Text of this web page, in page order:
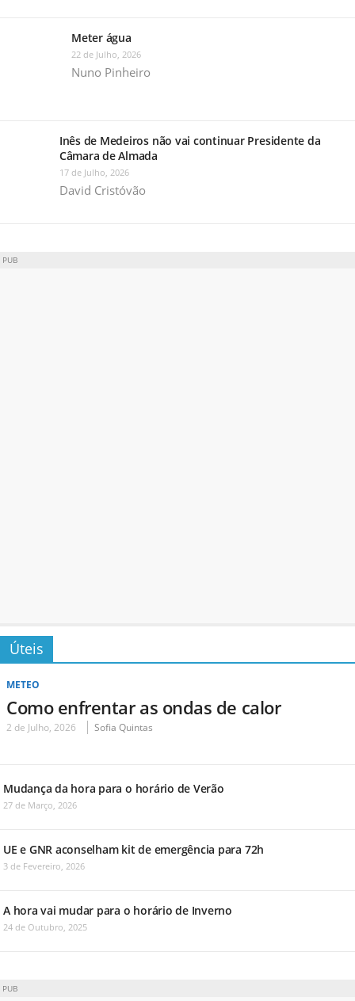
Meter água
22 de Julho, 2026
Nuno Pinheiro
Inês de Medeiros não vai continuar Presidente da
Câmara de Almada
17 de Julho, 2026
David Cristóvão
PUB
Úteis
METEO
Como enfrentar as ondas de calor
2 de Julho, 2026 Sofia Quintas
Mudança da hora para o horário de Verão
27 de Março, 2026
UE e GNR aconselham kit de emergência para 72h
3 de Fevereiro, 2026
A hora vai mudar para o horário de Inverno
24 de Outubro, 2025
PUB